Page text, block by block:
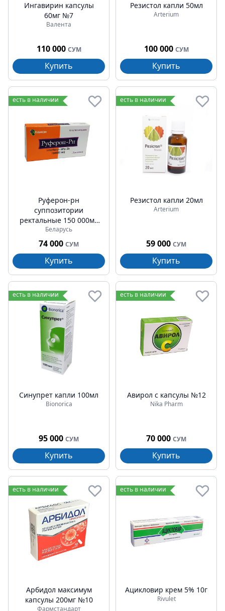
Ингавирин капсулы
60мг №7
Валента
110 000 СУМ
Купить
Резистол капли 50мл
Arterium
100 000 СУМ
Купить
есть в наличии
Руферон-рн
суппозитории
ректальные 150 000ме
№10
Беларусь
74 000 СУМ
Купить
есть в наличии
Резистол капли 20мл
Arterium
59 000 СУМ
Купить
есть в наличии
Синупрет капли 100мл
Bionorica
95 000 СУМ
Купить
есть в наличии
Авирол с капсулы №12
Nika Pharm
70 000 СУМ
Купить
есть в наличии
Арбидол максимум
капсулы 200мг №10
Фармстандарт
есть в наличии
Ацикловир крем 5% 10г
Rivulet